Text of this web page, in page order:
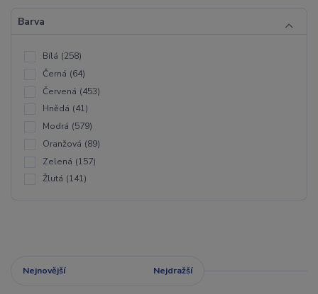
Barva
Bílá (258)
Černá (64)
Červená (453)
Hnědá (41)
Modrá (579)
Oranžová (89)
Zelená (157)
Žlutá (141)
Nejnovější Nejdražší